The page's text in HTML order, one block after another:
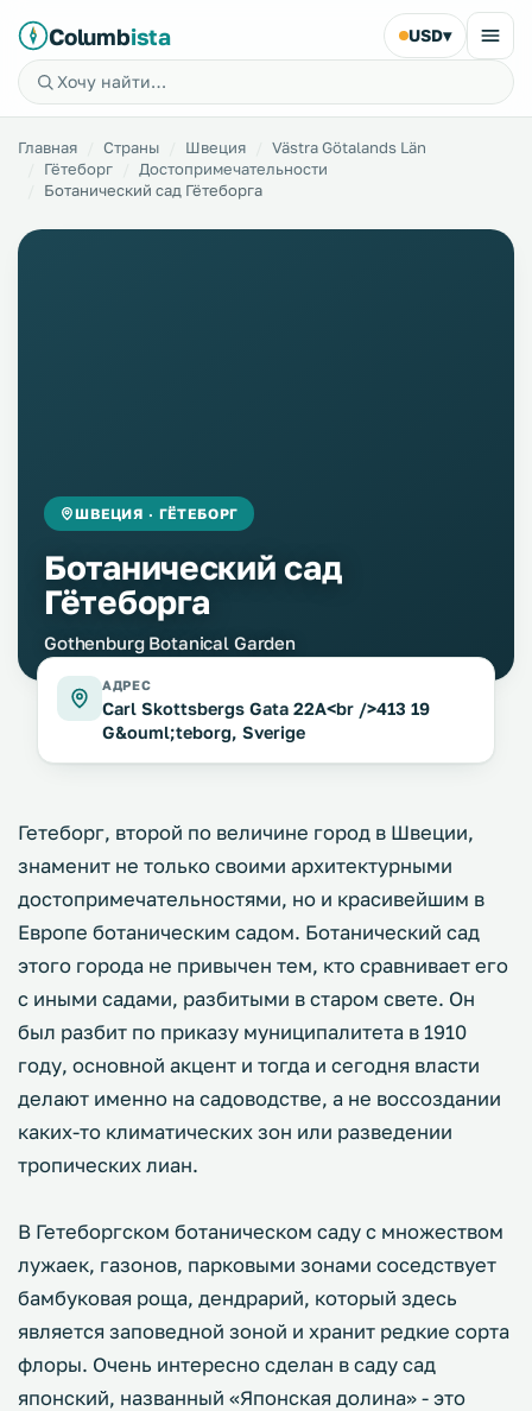
Columbista USD▾
Главная Страны Швеция
Västra Götalands Län
Гётеборг
Достопримечательности
Ботанический сад Гётеборга
ШВЕЦИЯ · ГЁТЕБОРГ
Ботанический сад
Гётеборга
Gothenburg Botanical Garden
АДРЕС
Carl Skottsbergs Gata 22A<br />413 19
G&ouml;teborg, Sverige
Гетеборг, второй по величине город в Швеции,
знаменит не только своими архитектурными
достопримечательностями, но и красивейшим в
Европе ботаническим садом. Ботанический сад
этого города не привычен тем, кто сравнивает его
с иными садами, разбитыми в старом свете. Он
был разбит по приказу муниципалитета в 1910
году, основной акцент и тогда и сегодня власти
делают именно на садоводстве, а не воссоздании
каких-то климатических зон или разведении
тропических лиан.
В Гетеборгском ботаническом саду с множеством
лужаек, газонов, парковыми зонами соседствует
бамбуковая роща, дендрарий, который здесь
является заповедной зоной и хранит редкие сорта
флоры. Очень интересно сделан в саду сад
японский, названный «Японская долина» - это